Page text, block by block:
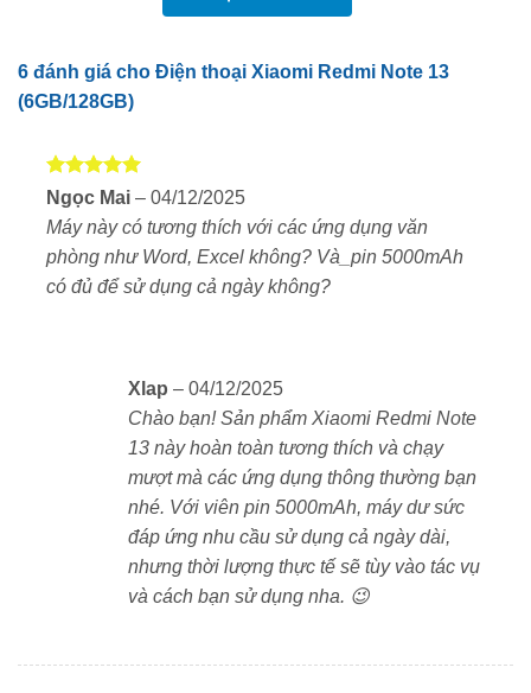
6 đánh giá cho Điện thoại Xiaomi Redmi Note 13
(6GB/128GB)
Được xếp
hạng
sao
Ngọc Mai – 04/12/2025
Máy này có tương thích với các ứng dụng văn
phòng như Word, Excel không? Và_pin 5000mAh
có đủ để sử dụng cả ngày không?
Xlap – 04/12/2025
Chào bạn! Sản phẩm Xiaomi Redmi Note
13 này hoàn toàn tương thích và chạy
mượt mà các ứng dụng thông thường bạn
nhé. Với viên pin 5000mAh, máy dư sức
đáp ứng nhu cầu sử dụng cả ngày dài,
nhưng thời lượng thực tế sẽ tùy vào tác vụ
và cách bạn sử dụng nha. 😉